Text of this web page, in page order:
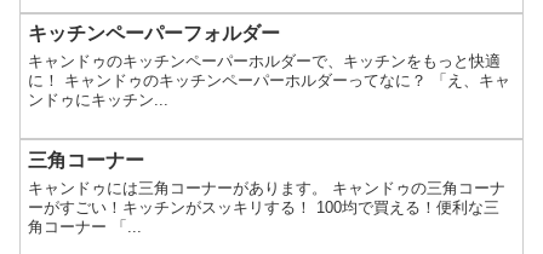
キッチンペーパーフォルダー
キャンドゥのキッチンペーパーホルダーで、キッチンをもっと快適
に！ キャンドゥのキッチンペーパーホルダーってなに？ 「え、キャ
ンドゥにキッチン...
三角コーナー
キャンドゥには三角コーナーがあります。 キャンドゥの三角コーナ
ーがすごい！キッチンがスッキリする！ 100均で買える！便利な三
角コーナー 「...